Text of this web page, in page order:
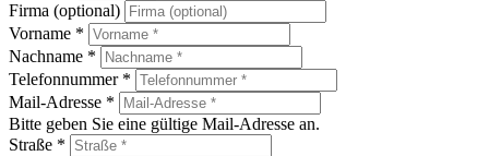
Firma (optional)
Vorname *
Nachname *
Telefonnummer *
Mail-Adresse *
Bitte geben Sie eine gültige Mail-Adresse an.
Straße *